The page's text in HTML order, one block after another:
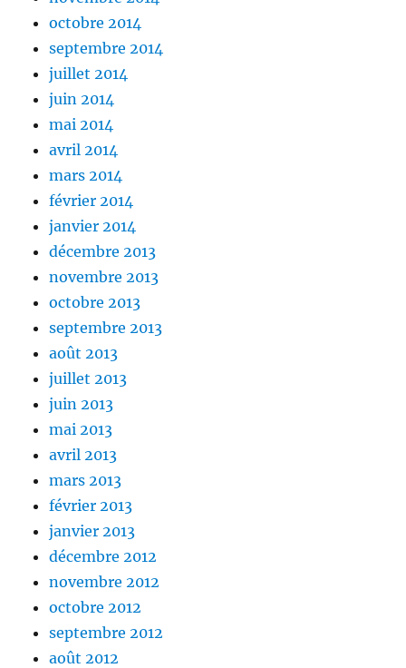
octobre 2014
septembre 2014
juillet 2014
juin 2014
mai 2014
avril 2014
mars 2014
février 2014
janvier 2014
décembre 2013
novembre 2013
octobre 2013
septembre 2013
août 2013
juillet 2013
juin 2013
mai 2013
avril 2013
mars 2013
février 2013
janvier 2013
décembre 2012
novembre 2012
octobre 2012
septembre 2012
août 2012